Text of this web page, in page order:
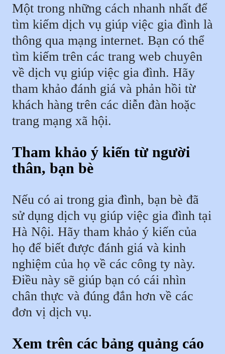
Một trong những cách nhanh nhất để
tìm kiếm dịch vụ giúp việc gia đình là
thông qua mạng internet. Bạn có thể
tìm kiếm trên các trang web chuyên
về dịch vụ giúp việc gia đình. Hãy
tham khảo đánh giá và phản hồi từ
khách hàng trên các diễn đàn hoặc
trang mạng xã hội.
Tham khảo ý kiến từ người
thân, bạn bè
Nếu có ai trong gia đình, bạn bè đã
sử dụng dịch vụ giúp việc gia đình tại
Hà Nội. Hãy tham khảo ý kiến của
họ để biết được đánh giá và kinh
nghiệm của họ về các công ty này.
Điều này sẽ giúp bạn có cái nhìn
chân thực và đúng đắn hơn về các
đơn vị dịch vụ.
Xem trên các bảng quảng cáo